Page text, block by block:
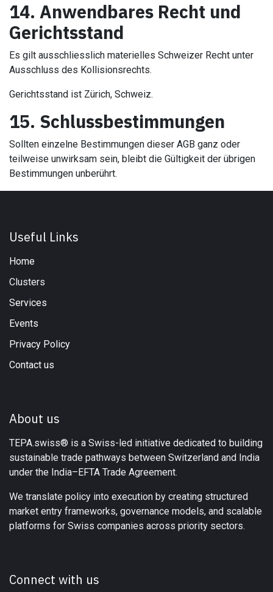
14. Anwendbares Recht und
Gerichtsstand
Es gilt ausschliesslich materielles Schweizer Recht unter
Ausschluss des Kollisionsrechts.
Gerichtsstand ist Zürich, Schweiz.
15. Schlussbestimmungen
Sollten einzelne Bestimmungen dieser AGB ganz oder
teilweise unwirksam sein, bleibt die Gültigkeit der übrigen
Bestimmungen unberührt.
Useful Links
Home
Clusters
Services
Events
Privacy Policy
Contact us
About us
TEPA.swiss® is a Swiss-led initiative dedicated to building
sustainable trade pathways between Switzerland and India
under the India–EFTA Trade Agreement.
We translate policy into execution by creating structured
market entry frameworks, governance models, and scalable
platforms for Swiss companies across priority sectors.
Connect with us